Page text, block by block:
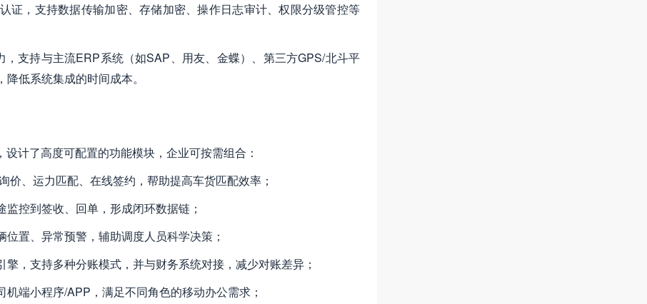
证，支持数据传输加密、存储加密、操作日志审计、权限分级管控等
支持与主流ERP系统（如SAP、用友、金蝶）、第三方GPS/北斗平
低系统集成的时间成本。
计了高度可配置的功能模块，企业可按需组合：
价、运力匹配、在线签约，帮助提高车货匹配效率；
控到签收、回单，形成闭环数据链；
置、异常预警，辅助调度人员科学决策；
，支持多种分账模式，并与财务系统对接，减少对账差异；
端小程序/APP，满足不同角色的移动办公需求；